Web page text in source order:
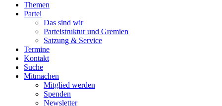
Themen
Partei
Das sind wir
Parteistruktur und Gremien
Satzung & Service
Termine
Kontakt
Suche
Mitmachen
Mitglied werden
Spenden
Newsletter